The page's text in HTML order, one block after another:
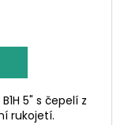
5" s čepelí z
rukojetí.